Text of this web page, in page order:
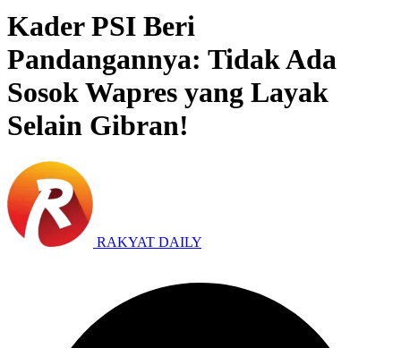
Kader PSI Beri
Pandangannya: Tidak Ada
Sosok Wapres yang Layak
Selain Gibran!
RAKYAT DAILY